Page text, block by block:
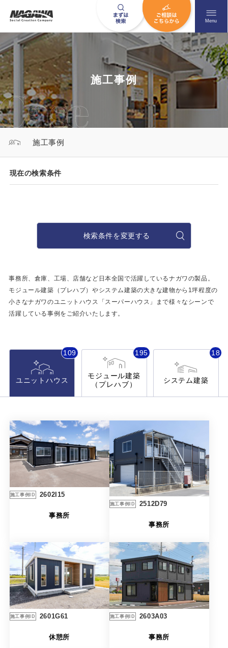
メニュ
Menu
お問い合わせはこちら
0120-09-9663
事務所・作業場
倉庫・工場
ガレージ・物置
勉強部屋・子供部屋
休憩室・喫煙室
中古品
製品特長と納入までの流れ
ユニットハウス
危険物保管庫
防災倉庫
施工事例
Webカタログ
会社概要
その他
お問い合わせ
ショッピングカート
利用規約
特定商取引法に基づく表記
映像集
展示場用地の募集
施工事例
施工事例
現在の検索条件
検索条件を変更する
事務所、倉庫、工場、店舗など日本全国で活躍しているナガワの製品。
モジュール建築（プレハブ）やシステム建築の大きな建物から 1坪程度の
小さなナガワのユニットハウス「スーパーハウス」まで様々なシーンで
活躍している事例をご紹介いたします。
ユニットハウス
109
モジュール建築
（プレハブ）
195
システム建築
18
施工事例ID 2602I15
事務所
施工事例ID 2512D79
事務所
施工事例ID 2601G61
休憩所
施工事例ID 2603A03
事務所